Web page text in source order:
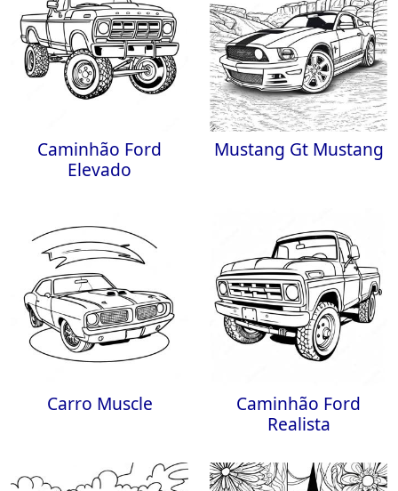
Caminhão Ford
Elevado
Mustang Gt Mustang
Carro Muscle
Caminhão Ford
Realista